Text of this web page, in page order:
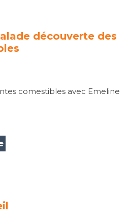
découverte des
comestibles avec Emeline